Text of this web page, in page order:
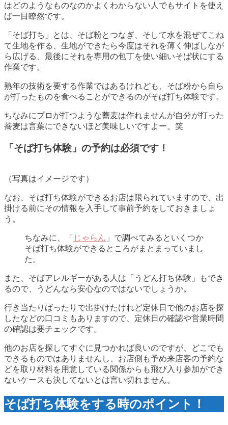
はどのようなものなのかよくわからない人でもサイトを使え
ば一目瞭然です。
「そば打ち」とは、そば粉とつなぎ、そして水を混ぜてこね
て生地を作る、生地ができたら今度はそれを薄く伸ばしなが
ら広げる、最後にそれを専用の包丁を使い細いそば状にする
作業です。
熟年の技術を要する作業ではあるけれども、そば粉から自ら
が打ったものを食べることができるのがそば打ち体験です。
ちなみにプロが打つような蕎麦は作れませんが自分が打った
蕎麦は言葉にできないほど美味しいですよー。笑
「そば打ち体験」の予約は必須です！
（写真はイメージです）
なお、そば打ち体験ができるお店は限られていますので、出
掛ける前にその情報を入手して事前予約をしておきましょ
う。
ちなみに、「 じゃらん 」で調べてみるといくつか
そば打ち体験ができるところがまとまっていまし
た。
また、そばアレルギーがある人は「うどん打ち体験」もでき
るので、うどんなら安心なのではないでしょうか。
行き当たりばったりで出掛けたけれど定休日で他のお店を探
したなどの口コミもありますので、定休日の確認や営業時間
の確認は要チェックです。
他のお店を探してすぐに見つかれば良いのですが、どこでも
できるものではありませんし、お店側も予め来店客の予約な
どを取り材料を用意している関係からも飛び入り参加ができ
ないケースも決してないとは言い切れません。
そば打ち体験をする時のポイント！